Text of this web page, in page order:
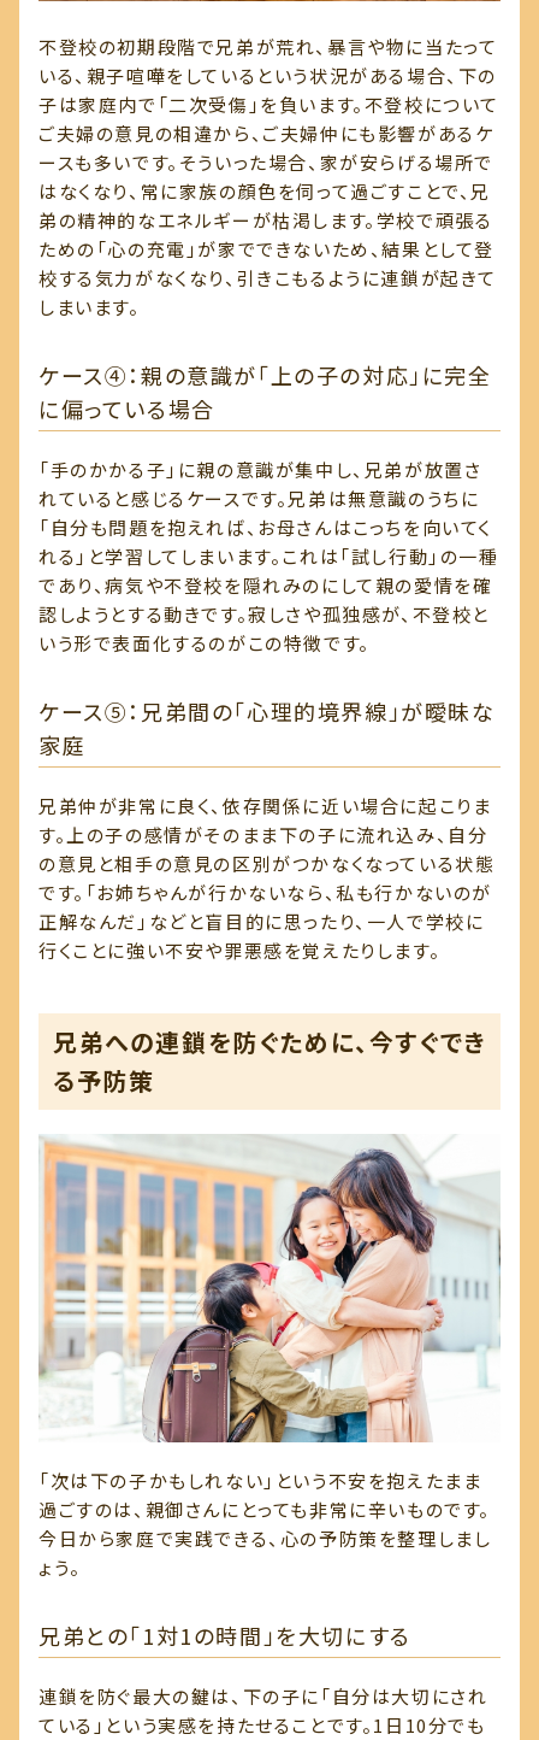
不登校の初期段階で兄弟が荒れ、暴言や物に当たって
いる、親子喧嘩をしているという状況がある場合、下の
子は家庭内で「二次受傷」を負います。不登校について
ご夫婦の意見の相違から、ご夫婦仲にも影響があるケ
ースも多いです。そういった場合、家が安らげる場所で
はなくなり、常に家族の顔色を伺って過ごすことで、兄
弟の精神的なエネルギーが枯渇します。学校で頑張る
ための「心の充電」が家でできないため、結果として登
校する気力がなくなり、引きこもるように連鎖が起きて
しまいます。
ケース④：親の意識が「上の子の対応」に完全
に偏っている場合
「手のかかる子」に親の意識が集中し、兄弟が放置さ
れていると感じるケースです。兄弟は無意識のうちに
「自分も問題を抱えれば、お母さんはこっちを向いてく
れる」と学習してしまいます。これは「試し行動」の一種
であり、病気や不登校を隠れみのにして親の愛情を確
認しようとする動きです。寂しさや孤独感が、不登校と
いう形で表面化するのがこの特徴です。
ケース⑤：兄弟間の「心理的境界線」が曖昧な
家庭
兄弟仲が非常に良く、依存関係に近い場合に起こりま
す。上の子の感情がそのまま下の子に流れ込み、自分
の意見と相手の意見の区別がつかなくなっている状態
です。「お姉ちゃんが行かないなら、私も行かないのが
正解なんだ」などと盲目的に思ったり、一人で学校に
行くことに強い不安や罪悪感を覚えたりします。
兄弟への連鎖を防ぐために、今すぐでき
る予防策
「次は下の子かもしれない」という不安を抱えたまま
過ごすのは、親御さんにとっても非常に辛いものです。
今日から家庭で実践できる、心の予防策を整理しまし
ょう。
兄弟との「1対1の時間」を大切にする
連鎖を防ぐ最大の鍵は、下の子に「自分は大切にされ
ている」という実感を持たせることです。1日10分でも